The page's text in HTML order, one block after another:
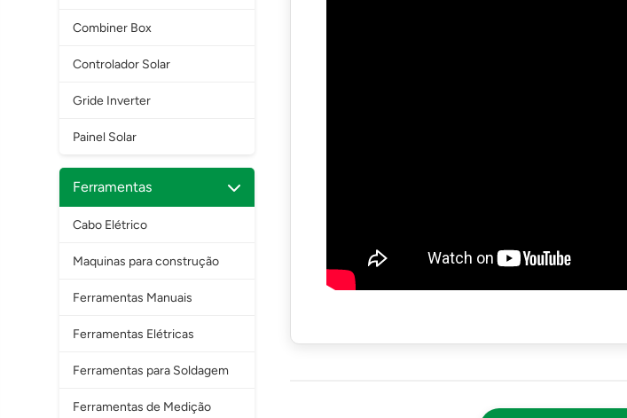
Combiner Box
Controlador Solar
Gride Inverter
Painel Solar
Ferramentas
Cabo Elétrico
Maquinas para construção
Ferramentas Manuais
Ferramentas Elétricas
Ferramentas para Soldagem
Ferramentas de Medição